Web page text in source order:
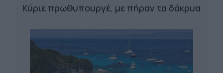
Κύριε πρωθυπουργέ, με πήραν τα δάκρυα